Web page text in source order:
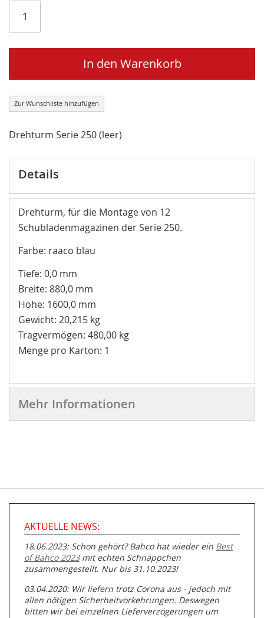
In den Warenkorb
Zur Wunschliste hinzufügen
Drehturm Serie 250 (leer)
Details
Drehturm, für die Montage von 12
Schubladenmagazinen der Serie 250.
Farbe: raaco blau
Tiefe: 0,0 mm
Breite: 880,0 mm
Höhe: 1600,0 mm
Gewicht: 20,215 kg
Tragvermögen: 480,00 kg
Menge pro Karton: 1
Mehr Informationen
AKTUELLE NEWS:
18.06.2023: Schon gehört? Bahco hat wieder ein Best
of Bahco 2023mit echten Schnäppchen
zusammengestellt. Nur bis 31.10.2023!
03.04.2020: Wir liefern trotz Corona aus - jedoch mit
allen nötigen Sicherheitvorkehrungen. Deswegen
bitten wir bei einzelnen Lieferverzögerungen um